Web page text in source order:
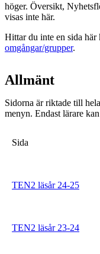
höger. Översikt,
visas inte här.
Hittar du inte en sida
omgångar/grupper.
Allmänt
Sidorna är riktade till
menyn. Endast lärare
Sida
TEN2 läsår 24-25
TEN2 läsår 23-24